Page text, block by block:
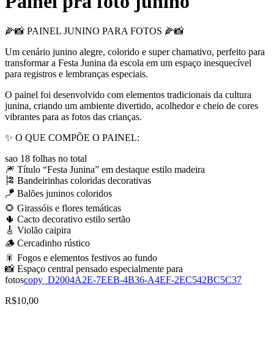
🌽📸 PAINEL JUNINO PARA FOTOS 🌽📸
Um cenário junino alegre, colorido e super chamativo, perfeito para
transformar a Festa Junina da escola em um espaço inesquecível
para registros e lembranças especiais.
O painel foi desenvolvido com elementos tradicionais da cultura
junina, criando um ambiente divertido, acolhedor e cheio de cores
vibrantes para as fotos das crianças.
✨ O QUE COMPÕE O PAINEL:
sao 18 folhas no total
🎆 Título “Festa Junina” em destaque estilo madeira
🎏 Bandeirinhas coloridas decorativas
🪁 Balões juninos coloridos
🌻 Girassóis e flores temáticas
🌵 Cacto decorativo estilo sertão
🎸 Violão caipira
🪵 Cercadinho rústico
🎇 Fogos e elementos festivos ao fundo
📸 Espaço central pensado especialmente para
fotoscopy_D2004A2E-7EEB-4B36-A4EF-2EC542BC5C37
R$10,00